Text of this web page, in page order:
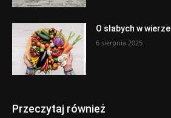
O słabych w wierze
6 sierpnia 2025
Przeczytaj również